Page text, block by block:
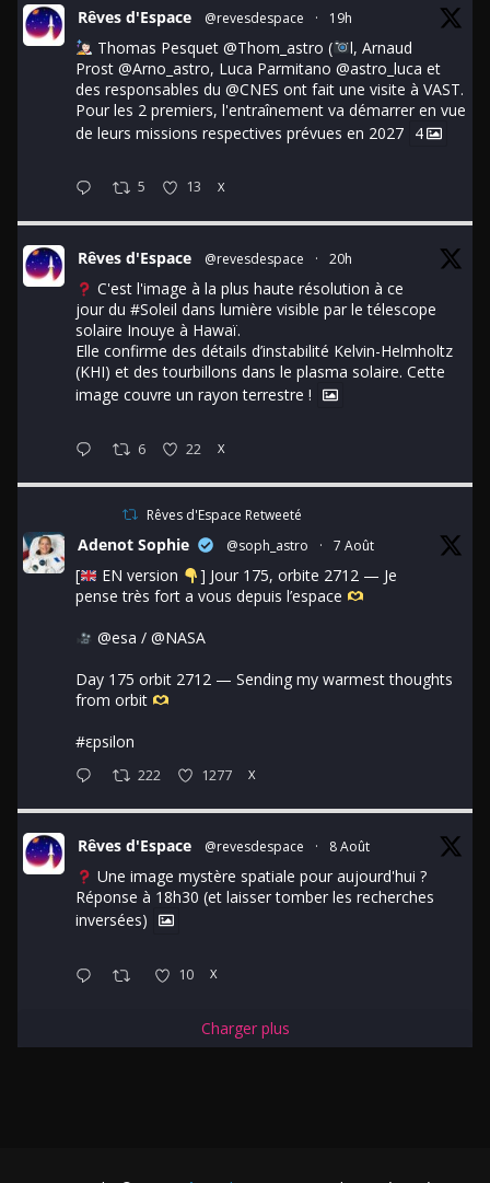
Rêves d'Espace @revesdespace · 19h
Thomas Pesquet @Thom_astro (
l, Arnaud
Prost @Arno_astro, Luca Parmitano @astro_luca et
des responsables du @CNES ont fait une visite à VAST.
Pour les 2 premiers, l'entraînement va démarrer en vue
de leurs missions respectives prévues en 2027 4
5 13 X
Rêves d'Espace @revesdespace · 20h
C'est l'image à la plus haute résolution à ce
jour du #Soleil dans lumière visible par le télescope
solaire Inouye à Hawaï.
Elle confirme des détails d’instabilité Kelvin-Helmholtz
(KHI) et des tourbillons dans le plasma solaire. Cette
image couvre un rayon terrestre !
6 22 X
Rêves d'Espace Retweeté
Adenot Sophie @soph_astro · 7 Août
[ EN version
] Jour 175, orbite 2712 — Je
pense très fort a vous depuis l’espace
@esa / @NASA
Day 175 orbit 2712 — Sending my warmest thoughts
from orbit
#εpsilon
222 1277 X
Rêves d'Espace @revesdespace · 8 Août
Une image mystère spatiale pour aujourd'hui ?
Réponse à 18h30 (et laisser tomber les recherches
inversées)
10 X
Charger plus